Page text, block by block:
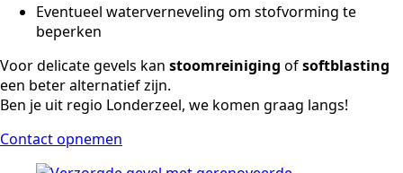
Eventueel waterverneveling om stofvorming te
beperken
Voor delicate gevels kan stoomreiniging ofsoftblasting
een beter alternatief zijn.
Ben je uit regio Londerzeel, we komen graag langs!
Contact opnemen